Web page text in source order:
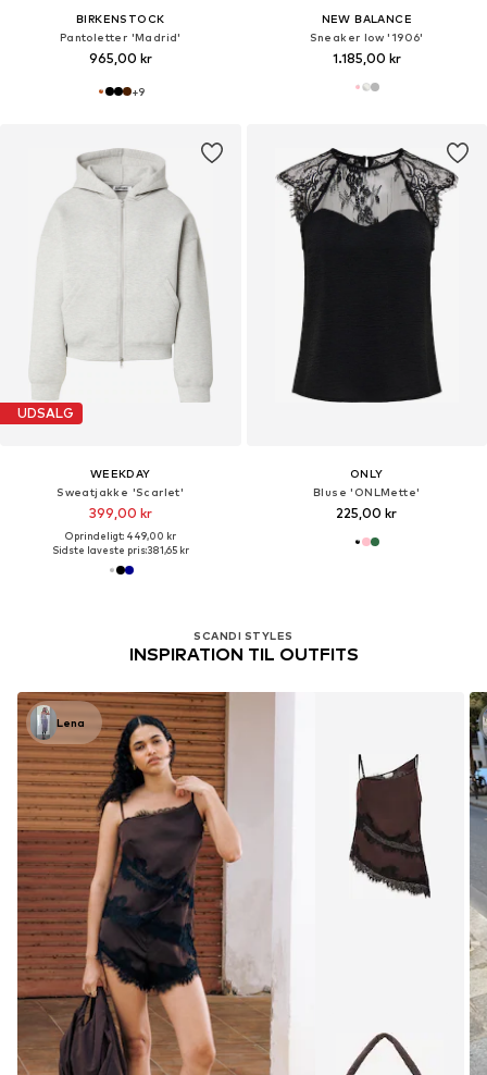
BIRKENSTOCK
Pantoletter 'Madrid'
965,00 kr
+9
NEW BALANCE
Sneaker low '1906'
1.185,00 kr
UDSALG
WEEKDAY
Sweatjakke 'Scarlet'
399,00 kr
Oprindeligt: 449,00 kr
Sidste laveste pris:381,65 kr
ONLY
Bluse 'ONLMette'
225,00 kr
SCANDI STYLES
INSPIRATION TIL OUTFITS
Lena